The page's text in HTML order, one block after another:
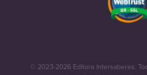
© 2023-2026 Editora Intersaberes.